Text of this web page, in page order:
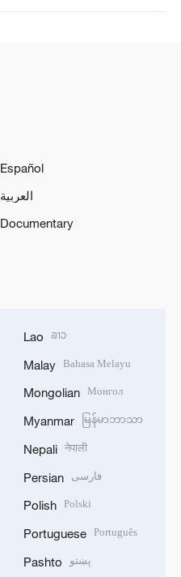
Español
العربية
Documentary
Lao ລາວ
Malay Bahasa Melayu
Mongolian Монгол
Myanmar မြန်မာဘာသာ
Nepali नेपाली
Persian فارسی
Polish Polski
Portuguese Português
Pashto پښتو